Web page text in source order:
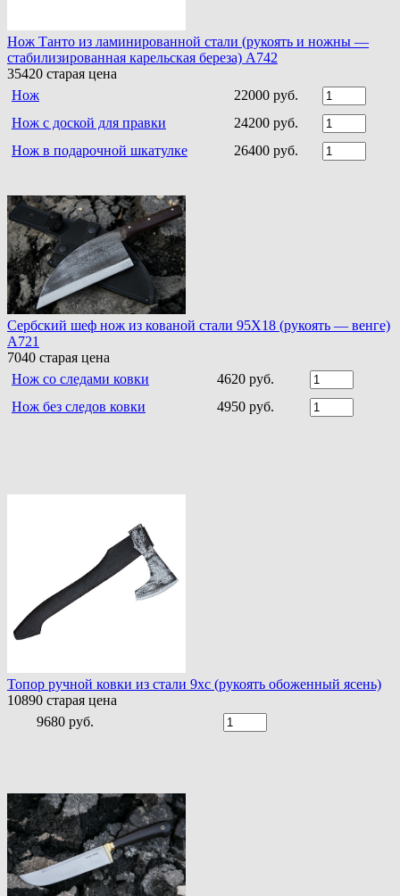
Нож Танто из ламинированной стали (рукоять и ножны —
стабилизированная карельская береза) A742
35420 старая цена
Нож
22000 руб.
Нож с доской для правки
24200 руб.
Нож в подарочной шкатулке
26400 руб.
Сербский шеф нож из кованой стали 95Х18 (рукоять — венге)
A721
7040 старая цена
Нож со следами ковки
4620 руб.
Нож без следов ковки
4950 руб.
Топор ручной ковки из стали 9хс (рукоять обоженный ясень)
10890 старая цена
9680 руб.